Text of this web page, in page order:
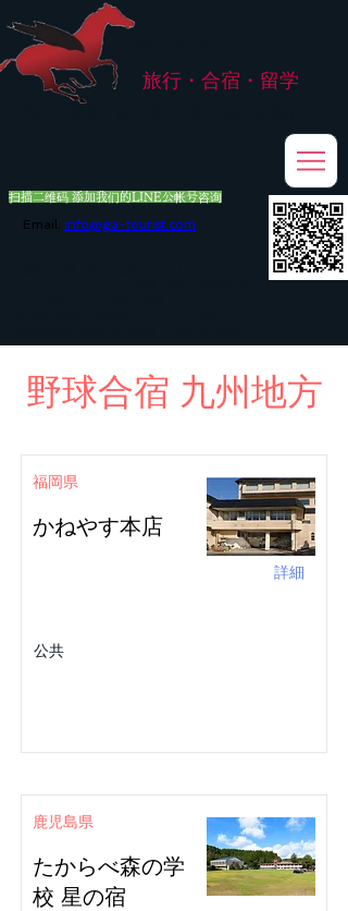
旅行・合宿・留学
Email: info@ga-tourist.com
扫描二维码 添加我们的LINE公帐号咨询
野球合宿 九州地方
福岡県
かねやす本店
詳細
公共
鹿児島県
たからべ森の学
校 星の宿